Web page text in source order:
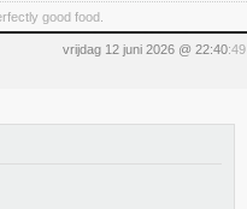
good food.
vrijdag 12 juni 2026 @ 22:40:49